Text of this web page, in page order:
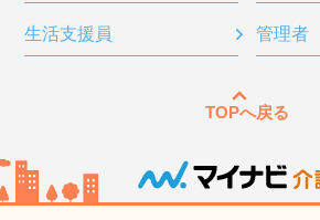
生活支援員 管理者
TOPへ戻る